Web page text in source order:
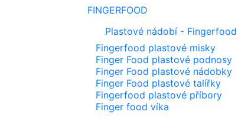
FINGERFOOD
Plastové nádobí - Fingerfood
Fingerfood plastové misky
Finger Food plastové podnosy
Finger Food plastové nádobky
Finger Food plastové talířky
Fingerfood plastové příbory
Finger food víka